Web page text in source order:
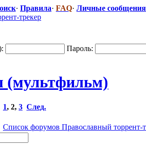
· Правила· FAQ· Личные сообщения
Пароль:
1, 2, 3 След.
Список форумов Православный торрент-